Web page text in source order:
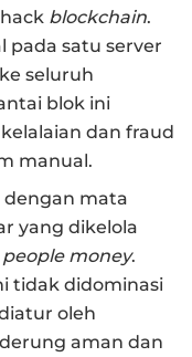
blockchain.
pada satu server
seluruh
blok ini
dan fraud
manual.
dengan mata
yang dikelola
people money.
tidak didominasi
oleh
aman dan